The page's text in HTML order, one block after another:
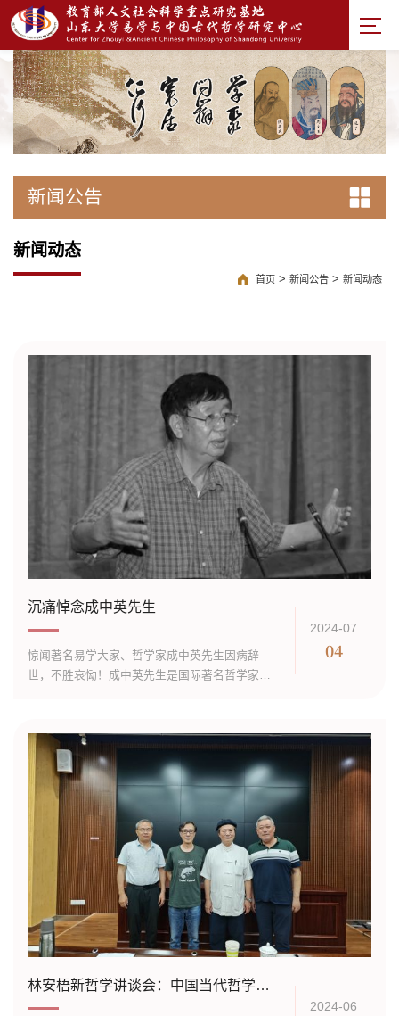
新闻公告
新闻动态
首页 > 新闻公告 > 新闻动态
沉痛悼念成中英先生
惊闻著名易学大家、哲学家成中英先生因病辞
世，不胜哀恸！成中英先生是国际著名哲学家、
学、管理学、伦理学、美学、政治学等，...
2024-07
04
林安梧新哲学讲谈会：中国当代哲学的“存有论“转向
2024-06